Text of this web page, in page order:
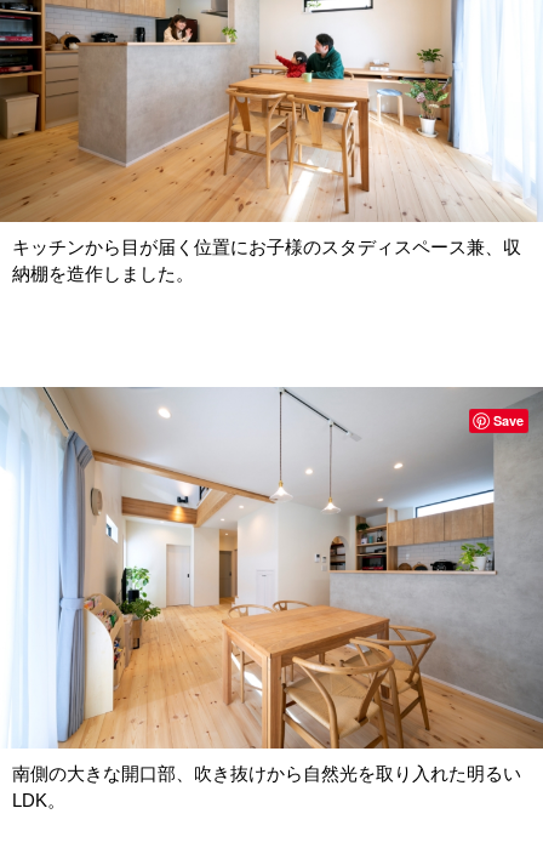
キッチンから目が届く位置にお子様のスタディスペース兼、収
納棚を造作しました。
南側の大きな開口部、吹き抜けから自然光を取り入れた明るい
LDK。
Save